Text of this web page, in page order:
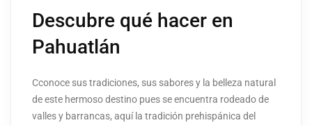
Descubre qué hacer en
Pahuatlán
Cconoce sus tradiciones, sus sabores y la belleza natural
de este hermoso destino pues se encuentra rodeado de
valles y barrancas, aquí la tradición prehispánica del